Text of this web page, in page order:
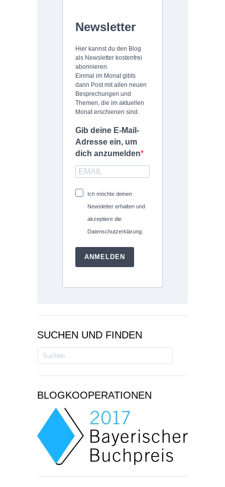
Newsletter
Hier kannst du den Blog
als Newsletter kostenfrei
abonnieren.
Einmal im Monat gibts
dann Post mit allen neuen
Besprechungen und
Themen, die im aktuellen
Monat erschienen sind.
Gib deine E-Mail-
Adresse ein, um
dich anzumelden
Ich möchte deinen
Newsletter erhalten und
akzeptiere die
Datenschutzerklärung.
ANMELDEN
SUCHEN UND FINDEN
Suchen
nach:
BLOGKOOPERATIONEN